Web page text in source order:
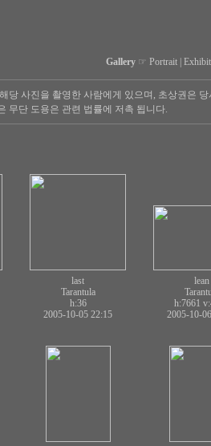
Gallery☞ Portrait|
당 사진을 촬영한 사람에게 있으며, 초상권은
무단 도용은 관련 법률에 저촉 됩니다.
last
Tarantula
h:36
2005-10-05 22:15
lean
h:7661
2005-10-